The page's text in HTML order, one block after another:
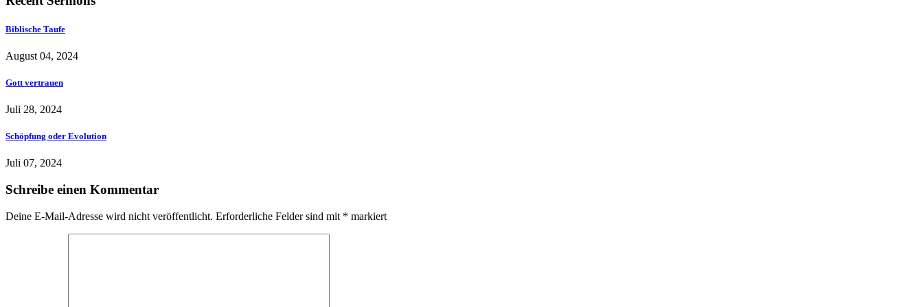
Biblische Taufe
August 04, 2024
Gott vertrauen
Juli 28, 2024
Schöpfung oder Evolution
Juli 07, 2024
Schreibe einen Kommentar
Deine E-Mail-Adresse wird nicht veröffentlicht. Erforderliche Felder sind mit * markiert